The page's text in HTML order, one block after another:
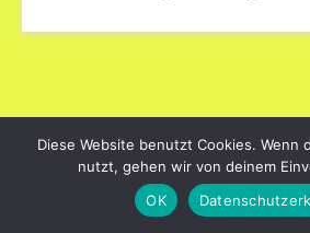
dayart.de
Stolz präsentiert von WordPress|
Diese Website benutzt Cookies. Wenn
nutzt, gehen wir von deinem
OK